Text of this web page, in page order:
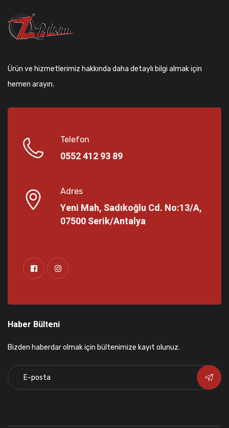
Ürün ve hizmetlerimiz hakkında daha detaylı bilgi almak için
hemen arayın.
Telefon
0552 412 93 89
Adres
Yeni Mah, Sadıkoğlu Cd. No:13/A,
07500 Serik/Antalya
Haber Bülteni
Bizden haberdar olmak için bültenimize kayıt olunuz.